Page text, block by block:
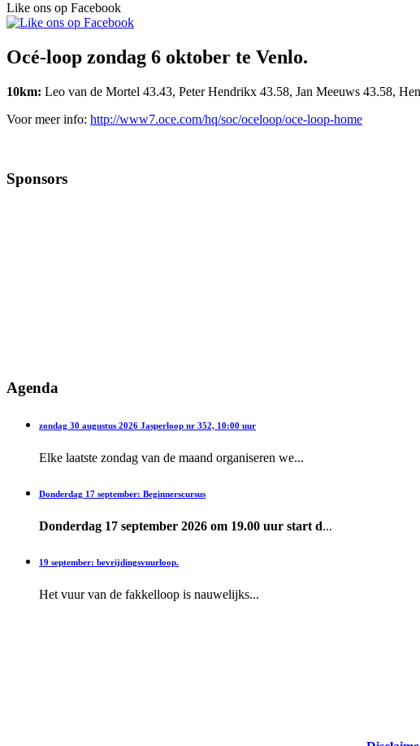
Like ons op Facebook
Océ-loop zondag 6 oktober te Venlo.
10km: Leo van de Mortel 43.43, Peter Hendrikx 43.58, Jan Meeuws 43.58,
Voor meer info: http://www7.oce.com/hq/soc/oceloop/oce-loop-home
Sponsors
Agenda
zondag 30 augustus 2026 Jasperloop nr 352, 10:00 uur
Elke laatste zondag van de maand organiseren we...
Donderdag 17 september: Beginnerscursus
Donderdag 17 september 2026 om 19.00 uur start d...
19 september: bevrijdingsvuurloop.
Het vuur van de fakkelloop is nauwelijks...